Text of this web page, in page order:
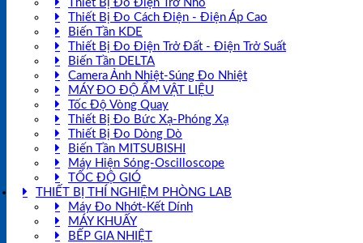
Thiết Bị Đo Điện Trở Nhỏ
Thiết Bị Đo Cách Điện - Điện Áp Cao
Biến Tần KDE
Thiết Bị Đo Điện Trở Đất - Điện Trở Suất
Biến Tần DELTA
Camera Ảnh Nhiệt-Súng Đo Nhiệt
MÁY ĐO ĐỘ ẨM VẬT LIỆU
Tốc Độ Vòng Quay
Thiết Bị Đo Bức Xạ-Phóng Xạ
Thiết Bị Đo Dòng Dò
Biến Tần MITSUBISHI
Máy Hiện Sóng-Oscilloscope
TỐC ĐỘ GIÓ
THIẾT BỊ THÍ NGHIỆM PHÒNG LAB
Máy Đo Nhớt-Kết Dính
MÁY KHUẤY
BẾP GIA NHIỆT